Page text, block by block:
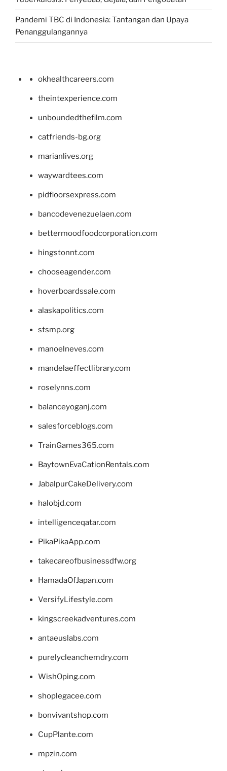
Pandemi TBC di Indonesia: Tantangan dan Upaya
Penanggulangannya
okhealthcareers.com
theintexperience.com
unboundedthefilm.com
catfriends-bg.org
marianlives.org
waywardtees.com
pidfloorsexpress.com
bancodevenezuelaen.com
bettermoodfoodcorporation.com
hingstonnt.com
chooseagender.com
hoverboardssale.com
alaskapolitics.com
stsmp.org
manoelneves.com
mandelaeffectlibrary.com
roselynns.com
balanceyoganj.com
salesforceblogs.com
TrainGames365.com
BaytownEvaCationRentals.com
JabalpurCakeDelivery.com
halobjd.com
intelligenceqatar.com
PikaPikaApp.com
takecareofbusinessdfw.org
HamadaOfJapan.com
VersifyLifestyle.com
kingscreekadventures.com
antaeuslabs.com
purelycleanchemdry.com
WishOping.com
shoplegacee.com
bonvivantshop.com
CupPlante.com
mpzin.com